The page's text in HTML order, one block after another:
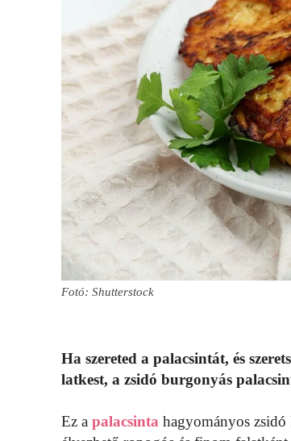
Fotó: Shutterstock
Ha szereted a palacsintát, és
latkest, a zsidó burgonyás
Ez a palacsinta hagyományos